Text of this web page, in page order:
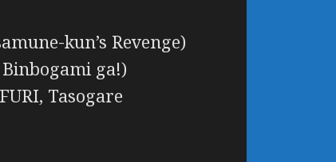
kun’s Revenge)
ga!)
Tasogare